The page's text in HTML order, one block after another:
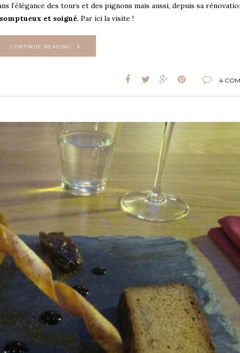
l’élégance des tours et des pignons mais aussi, depuis sa
et soigné. Par ici la visite !
CONTINUE READING
4